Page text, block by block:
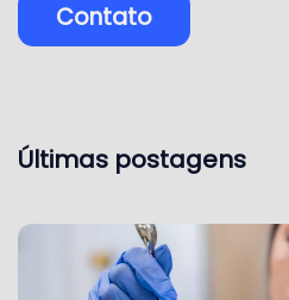
Contato
Últimas postagens